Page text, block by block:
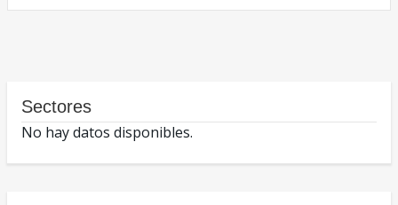
Sectores
No hay datos disponibles.